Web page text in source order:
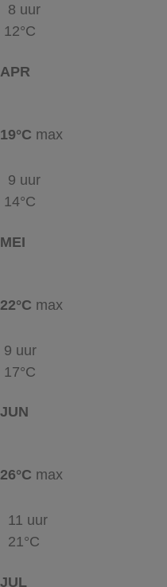
8 uur
12°C
APR
19°C max
9 uur
14°C
MEI
22°C max
9 uur
17°C
JUN
26°C max
11 uur
21°C
JUL